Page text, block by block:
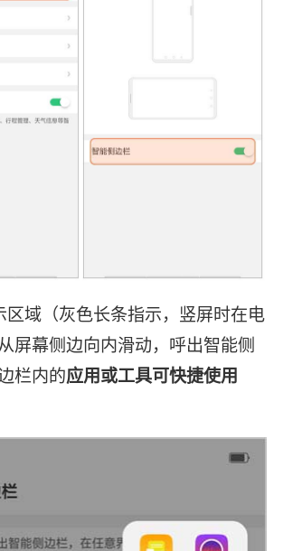
区域（灰色长条指示，竖屏时在电
屏幕侧边向内滑动，呼出智能侧
栏内的应用或工具可快捷使用